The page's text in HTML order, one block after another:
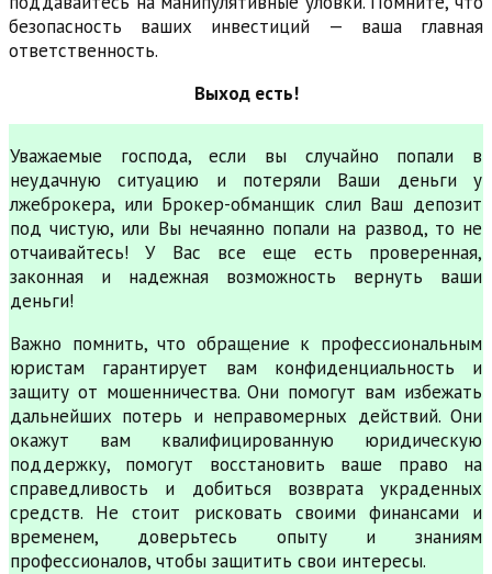
безопасность ваших инвестиций — ваша главная
ответственность.
Выход есть!
Уважаемые господа, если вы случайно попали в
неудачную ситуацию и потеряли Ваши деньги у
лжеброкера, или Брокер-обманщик слил Ваш депозит
под чистую, или Вы нечаянно попали на развод, то не
отчаивайтесь! У Вас все еще есть проверенная,
законная и надежная возможность вернуть ваши
деньги!
Важно помнить, что обращение к профессиональным
юристам гарантирует вам конфиденциальность и
защиту от мошенничества. Они помогут вам избежать
дальнейших потерь и неправомерных действий. Они
окажут вам квалифицированную юридическую
поддержку, помогут восстановить ваше право на
справедливость и добиться возврата украденных
средств. Не стоит рисковать своими финансами и
временем, доверьтесь опыту и знаниям
профессионалов, чтобы защитить свои интересы.